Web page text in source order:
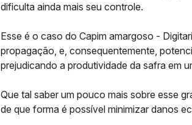
dificulta ainda mais seu controle.
Esse é o caso do Capim amargoso -
propagação, e, consequentemente,
prejudicando a produtividade da safra em
Que tal saber um pouco mais sobre esse
de que forma é possível minimizar danos